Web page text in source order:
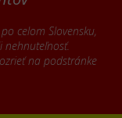
celom Slovensku,
nehnuteľnosť.
na podstránke